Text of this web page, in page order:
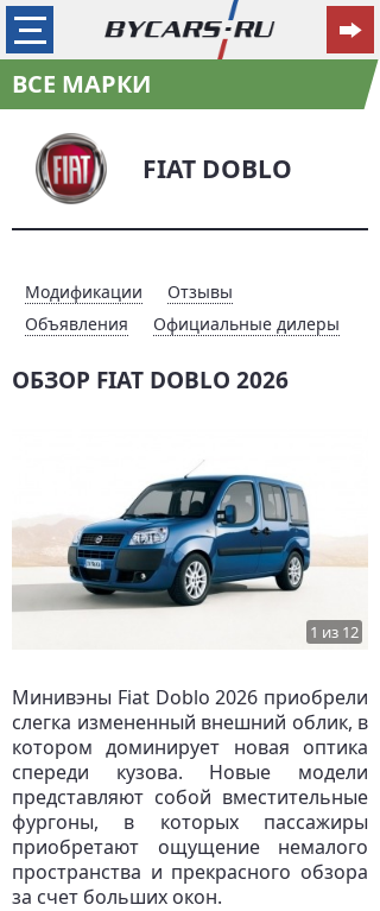
ВСЕ МАРКИ
FIAT DOBLO
Модификации
Отзывы
Объявления
Официальные дилеры
ОБЗОР FIAT DOBLO 2026
1 из 12
Минивэны Fiat Doblo 2026 приобрели
слегка измененный внешний облик, в
котором доминирует новая оптика
спереди кузова. Новые модели
представляют собой вместительные
фургоны, в которых пассажиры
приобретают ощущение немалого
пространства и прекрасного обзора
за счет больших окон.